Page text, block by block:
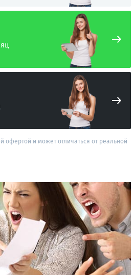
офертой и может отличаться от реальной